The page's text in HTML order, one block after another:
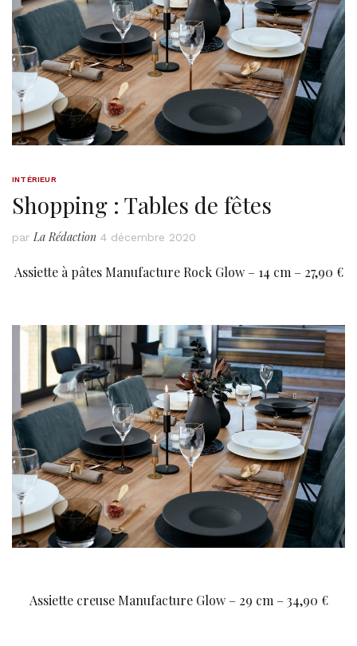
INTÉRIEUR
Shopping : Tables de fêtes
par La Rédaction 4 décembre 2020
Assiette à pâtes Manufacture Rock Glow – 14 cm – 27,90 €
Assiette creuse Manufacture Glow – 29 cm – 34,90 €